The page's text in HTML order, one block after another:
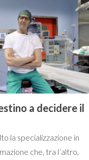
a decidere il
la specializzazione in
che, tra l’altro,